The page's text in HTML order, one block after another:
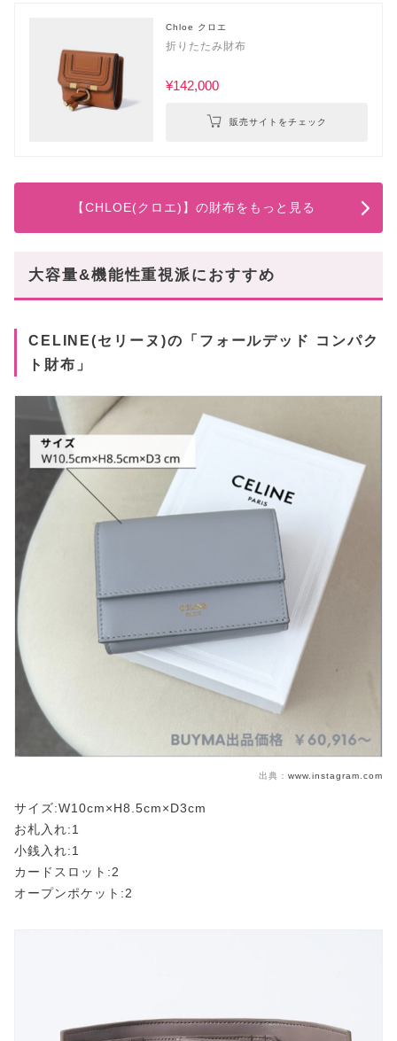
Chloe クロエ
折りたたみ財布
¥142,000
販売サイトをチェック
【CHLOE(クロエ)】の財布をもっと見る
大容量&機能性重視派におすすめ
CELINE(セリーヌ)の「フォールデッド コンパク
ト財布」
出典： www.instagram.com
サイズ:W10cm×H8.5cm×D3cm
お札入れ:1
小銭入れ:1
カードスロット:2
オープンポケット:2